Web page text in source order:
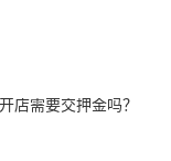
店需要交押金吗？